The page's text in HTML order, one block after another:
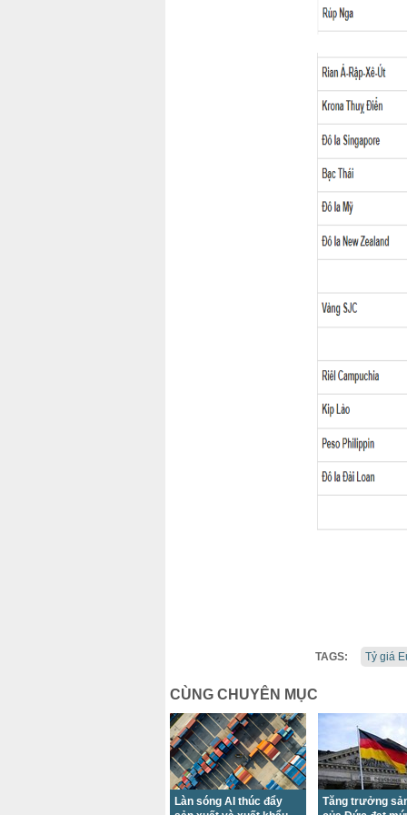
TAGS: Tỷ giá
CÙNG CHUYÊN MỤC
Làn sóng AI thúc đẩy
Tăng trưởng